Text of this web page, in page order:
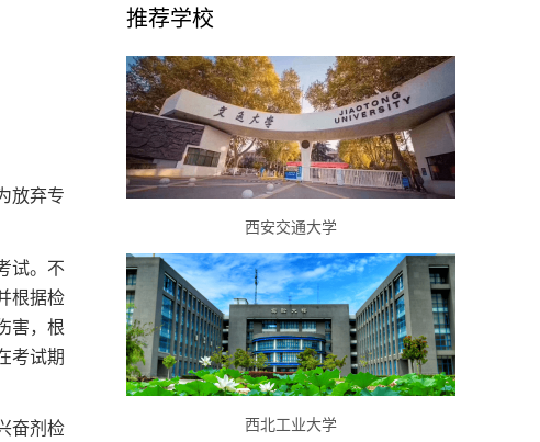
放弃专
试。不
根据检
害，根
考试期
奋剂检
推荐学校
西安交通大学
西北工业大学